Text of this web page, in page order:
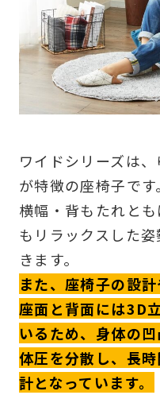
ワイドシリーズは
が特徴の座椅子です。
横幅・背もたれと
もリラックスした
きます。
また、座椅子の設
座面と背面には3D
いるため、身体の
体圧を分散し、長
計となっています。